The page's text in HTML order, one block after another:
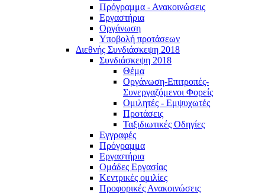
Πρόγραμμα - Ανακοινώσεις
Εργαστήρια
Οργάνωση
Υποβολή προτάσεων
Διεθνής Συνδιάσκεψη 2018
Συνδιάσκεψη 2018
Θέμα
Οργάνωση-Επιτροπές-
Συνεργαζόμενοι Φορείς
Ομιλητές - Εμψυχωτές
Προτάσεις
Ταξιδιωτικές Οδηγίες
Εγγραφές
Πρόγραμμα
Εργαστήρια
Ομάδες Εργασίας
Κεντρικές ομιλίες
Προφορικές Ανακοινώσεις